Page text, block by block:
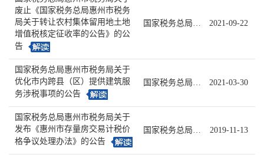
废止《国家税务总局惠州市税务
局关于转让农村集体留用地土地
增值税核定征收率的公告》的公
告
国家税务总局惠州市税务局公告2021年第2号 2021-09-22
国家税务总局惠州市税务局关于
优化市内跨县（区）提供建筑服
务涉税事项的公告
国家税务总局惠州市税务局公告2021年第1号 2021-03-30
国家税务总局惠州市税务局关于
发布《惠州市存量房交易计税价
格争议处理办法》的公告
国家税务总局惠州市税务局公告 2019年第7号 2019-11-13